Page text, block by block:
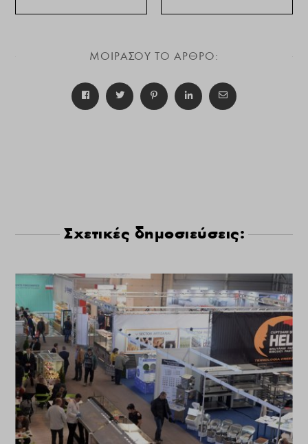
ΜΟΙΡΑΣΟΥ ΤΟ ΑΡΘΡΟ:
Σχετικές δημοσιεύσεις: